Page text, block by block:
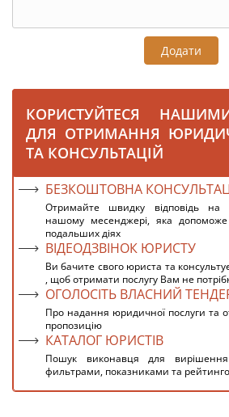
Додати
КОРИСТУЙТЕСЯ
ДЛЯ ОТРИМАННЯ
ТА КОНСУЛЬТАЦІЙ
БЕЗКОШТОВНА
Отримайте швидку відповідь
нашому месенджері, яка
подальших діях
ВІДЕОДЗВІНОК ЮРИСТУ
Ви бачите свого юриста та
, щоб отримати послугу Вам не
ОГОЛОСІТЬ ВЛАСНИЙ
Про надання юридичної послуги та
пропозицію
КАТАЛОГ ЮРИСТІВ
Пошук виконавця для
фильтрами, показниками та